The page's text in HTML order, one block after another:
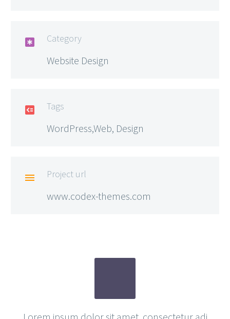
 Category
Website Design
 Tags
WordPress,Web, Design
 Project url
www.codex-themes.com